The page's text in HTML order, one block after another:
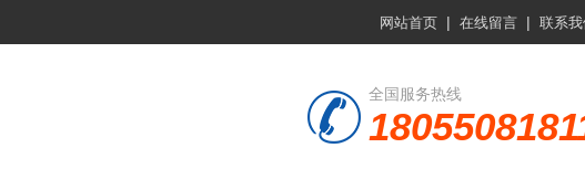
网站首页 | 在线留言 | 联系
全国服务热线